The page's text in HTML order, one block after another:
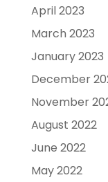
April 2023
March 2023
January 2023
December
November
August 2022
June 2022
May 2022